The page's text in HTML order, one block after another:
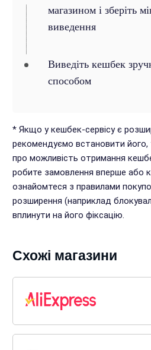
магазином і зберіть
виведення
Виведіть кешбек
способом
* Якщо у кешбек-сервісу є
рекомендуємо встановити
про можливість отримання
робите замовлення вперше або
ознайомтеся з правилами
розширення (наприклад
вплинути на його фіксацію.
Схожі магазини